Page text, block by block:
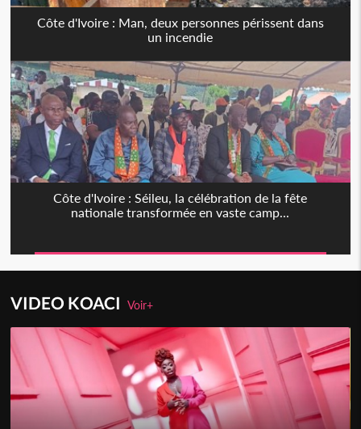
Côte d'Ivoire : Man, deux personnes périssent dans
un incendie
Côte d'Ivoire : Séileu, la célébration de la fête
nationale transformée en vaste camp...
VIDEO KOACIVoir+